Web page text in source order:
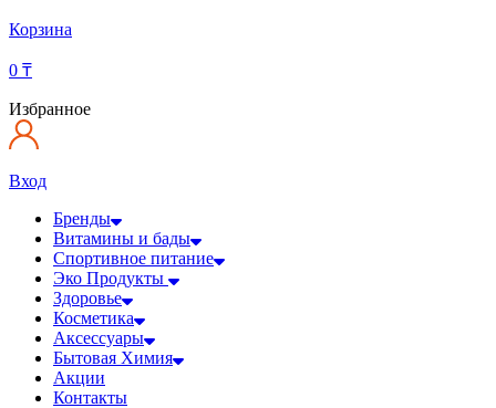
Корзина
0 ₸
Избранное
Вход
Бренды
Витамины и бады
Спортивное питание
Эко Продукты
Здоровье
Косметика
Аксессуары
Бытовая Химия
Акции
Контакты